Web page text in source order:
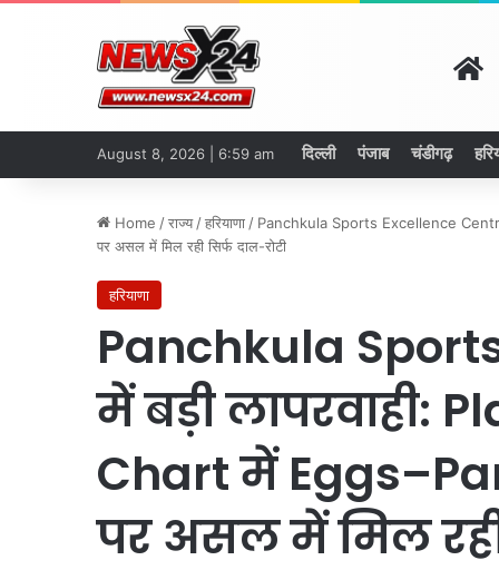
August 8, 2026 | 6:59 am दिल्ली पंजाब चंडीगढ़
Home /राज्य /हरियाणा / Panchkula Sports Excellence
पर असल में मिल रही सिर्फ दाल-रोटी
हरियाणा
Panchkula
में बड़ी लापरवाही:
Chart में
पर असल में मिल रही